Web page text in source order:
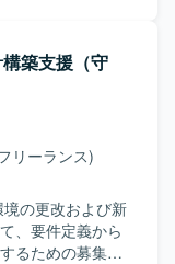
ワーク機器を用
環境の管理、
／OSPF／LISP
用、障害対応お
ネットワーク設
ます。 クラウド
術に関心を持
ただける方が望
築支援（守
リーランス)
境の更改および新
、要件定義から
るための募集で